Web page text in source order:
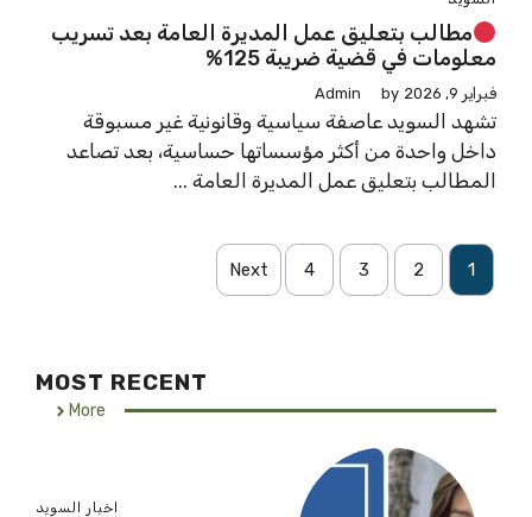
مطالب بتعليق عمل المديرة العامة بعد تسريب
معلومات في قضية ضريبة 125%
فبراير 9, 2026 by
Admin
تشهد السويد عاصفة سياسية وقانونية غير مسبوقة
داخل واحدة من أكثر مؤسساتها حساسية، بعد تصاعد
المطالب بتعليق عمل المديرة العامة ...
1
2
3
4
Next
MOST RECENT
More
اخبار السويد